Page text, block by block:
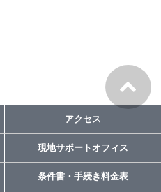
アクセス
現地サポートオフィス
条件書・手続き料金表